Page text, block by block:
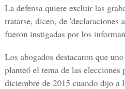
La defensa quiere excluir las
tratarse, dicen, de 'declaraciones
fueron instigadas por los
Los abogados destacaron que
planteó el tema de las elecciones
diciembre de 2015 cuando dijo a